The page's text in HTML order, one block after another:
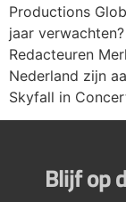
Productions
jaar
Redacteuren
Nederland zijn
Skyfall in
Blijf op